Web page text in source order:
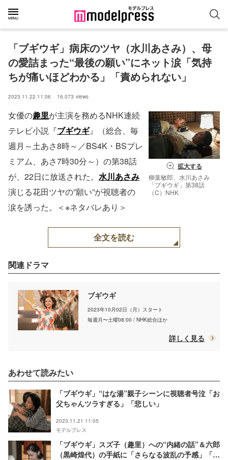
「ブギウギ」病床のツヤ（水川あさみ）、母
の愛詰まった“最後の願い”にネット涙「気持
ちが痛いほどわかる」「責められない」
2023.11.22 11:06 16,073 views
拡大する
柳葉敏郎、水川あさみ
「ブギウギ」第38話
（C）NHK
女優の趣里が主演を務めるNHK連続
テレビ小説『ブギウギ』（総合、毎
週月～土あさ8時～／BS4K・BSプレ
ミアム、あさ7時30分～）の第38話
が、22日に放送された。 水川あさみ
演じる花田ツヤの”願い”が視聴者の
涙を誘った。＜※ネタバレあり＞
全文を読む
関連ドラマ
ブギウギ
2023年10月02日（月）スタート
毎週月〜土曜08:00 / NHK総合ほか
詳しく見る
あわせて読みたい
「ブギウギ」“はな湯”親子シーンに視聴者号泣「お
父ちゃんツラすぎる」「悲しい」
2023.11.21 11:05
モデルプレス
「ブギウギ」スズ子（趣里）への“内緒の話”＆六郎
（黒崎煌代）の手紙に「さらなる波乱の予感」「喜